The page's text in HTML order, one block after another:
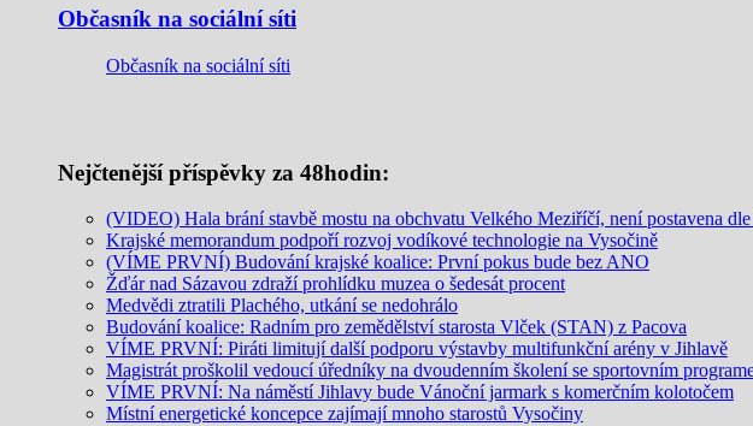
Občasník na sociální síti
Občasník na sociální síti
Nejčtenější příspěvky za 48hodin:
(VIDEO) Hala brání stavbě mostu na obchvatu Velkého Meziříčí, není postavena
Krajské memorandum podpoří rozvoj vodíkové technologie na Vysočině
(VÍME PRVNÍ) Budování krajské koalice: První pokus bude bez ANO
Žďár nad Sázavou zdraží prohlídku muzea o šedesát procent
Medvědi ztratili Plachého, utkání se nedohrálo
Budování koalice: Radním pro zemědělství starosta Vlček (STAN) z Pacova
VÍME PRVNÍ: Piráti limitují další podporu výstavby multifunkční arény v Jihlavě
Magistrát proškolil vedoucí úředníky na dvoudenním školení se sportovním
VÍME PRVNÍ: Na náměstí Jihlavy bude Vánoční jarmark s komerčním kolotočem
Místní energetické koncepce zajímají mnoho starostů Vysočiny